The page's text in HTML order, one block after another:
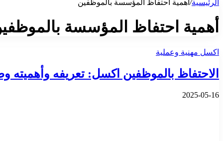
الرئيسية/ أهمية احتفاظ المؤسسة بالموظفين
أهمية احتفاظ المؤسسة
اكسل مهنية وعملية
الاحتفاظ بالموظفين اكسل: تعريفه وأهميته
2025-05-16